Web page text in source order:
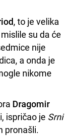
, to je velika
su da će
nije
a onda je
nikome
Dragomir
ispričao je Srni
pronašli.